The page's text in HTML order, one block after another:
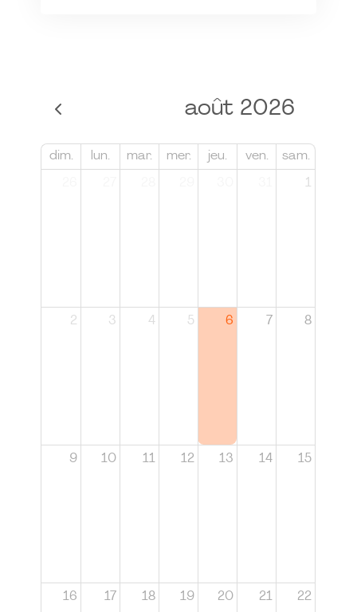
août 2026
dim. lun. mar. mer. jeu. ven. sam.
1
2 3 4 5 6 7 8
9 10 11 12 13 14 15
16 17 18 19 20 21 22